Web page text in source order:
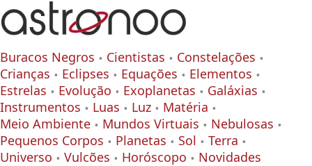
Buracos Negros Cientistas
Constelações
Crianças
Eclipses Equações
Elementos
Estrelas
Evolução Exoplanetas
Galáxias
Instrumentos
Luas Luz
Matéria
Meio Ambiente
Mundos Virtuais
Nebulosas
Pequenos Corpos
Planetas Sol
Terra
Universo
Vulcões Horóscopo Novidades